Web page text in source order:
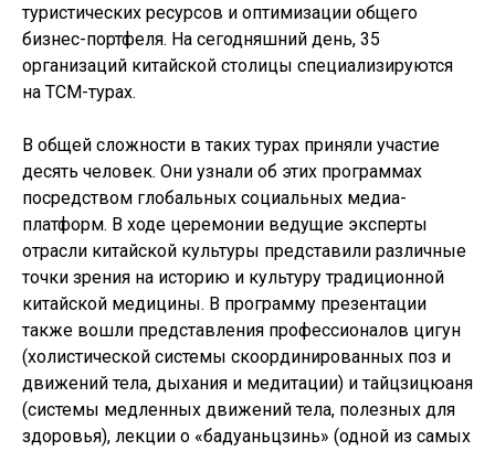
туристических ресурсов и оптимизации общего
бизнес-портфеля. На сегодняшний день, 35
организаций китайской столицы специализируются
на ТСМ-турах.
В общей сложности в таких турах приняли участие
десять человек. Они узнали об этих программах
посредством глобальных социальных медиа-
платформ. В ходе церемонии ведущие эксперты
отрасли китайской культуры представили различные
точки зрения на историю и культуру традиционной
китайской медицины. В программу презентации
также вошли представления профессионалов цигун
(холистической системы скоординированных поз и
движений тела, дыхания и медитации) и тайцзицюаня
(системы медленных движений тела, полезных для
здоровья), лекции о «бадуаньцзинь» (одной из самых